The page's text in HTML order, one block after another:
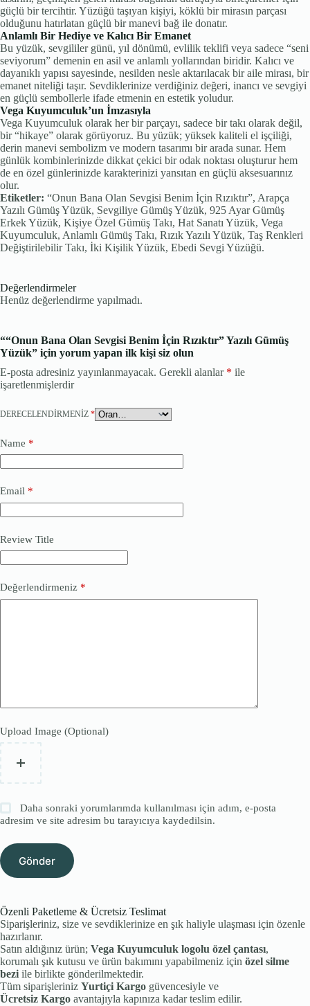
güçlü bir tercihtir. Yüzüğü taşıyan kişiyi, köklü bir mirasın parçası
olduğunu hatırlatan güçlü bir manevi bağ ile donatır.
Anlamlı Bir Hediye ve Kalıcı Bir Emanet
Bu yüzük, sevgililer günü, yıl dönümü, evlilik teklifi veya sadece “seni
seviyorum” demenin en asil ve anlamlı yollarından biridir. Kalıcı ve
dayanıklı yapısı sayesinde, nesilden nesle aktarılacak bir aile mirası, bir
emanet niteliği taşır. Sevdiklerinize verdiğiniz değeri, inancı ve sevgiyi
en güçlü sembollerle ifade etmenin en estetik yoludur.
Vega Kuyumculuk’un İmzasıyla
Vega Kuyumculuk olarak her bir parçayı, sadece bir takı olarak değil,
bir “hikaye” olarak görüyoruz. Bu yüzük; yüksek kaliteli el işçiliği,
derin manevi sembolizm ve modern tasarımı bir arada sunar. Hem
günlük kombinlerinizde dikkat çekici bir odak noktası oluşturur hem
de en özel günlerinizde karakterinizi yansıtan en güçlü aksesuarınız
olur.
Etiketler: “Onun Bana Olan Sevgisi Benim İçin Rızıktır”, Arapça
Yazılı Gümüş Yüzük, Sevgiliye Gümüş Yüzük, 925 Ayar Gümüş
Erkek Yüzük, Kişiye Özel Gümüş Takı, Hat Sanatı Yüzük, Vega
Kuyumculuk, Anlamlı Gümüş Takı, Rızık Yazılı Yüzük, Taş Renkleri
Değiştirilebilir Takı, İki Kişilik Yüzük, Ebedi Sevgi Yüzüğü.
Değerlendirmeler
Henüz değerlendirme yapılmadı.
““Onun Bana Olan Sevgisi Benim İçin Rızıktır” Yazılı Gümüş
Yüzük” için yorum yapan ilk kişi siz olun
E-posta adresiniz yayınlanmayacak. Gerekli alanlar * ile
işaretlenmişlerdir
DERECELENDIRMENIZ *
Name *
Email *
Review Title
Değerlendirmeniz *
Upload Image (Optional)
Daha sonraki yorumlarımda kullanılması için adım, e-posta
adresim ve site adresim bu tarayıcıya kaydedilsin.
Gönder
Özenli Paketleme & Ücretsiz Teslimat
Siparişleriniz, size ve sevdiklerinize en şık haliyle ulaşması için özenle
hazırlanır.
Satın aldığınız ürün; Vega Kuyumculuk logolu özel çantası,
korumalı şık kutusu ve ürün bakımını yapabilmeniz için özel silme
bezi ile birlikte gönderilmektedir.
Tüm siparişleriniz Yurtiçi Kargo güvencesiyle ve
Ücretsiz Kargo avantajıyla kapınıza kadar teslim edilir.